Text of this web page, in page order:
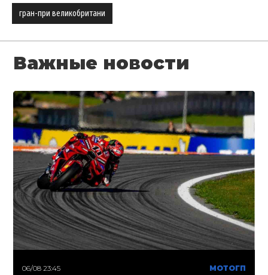
гран-при великобритани
Важные новости
06/08 23:45 МОТОГП